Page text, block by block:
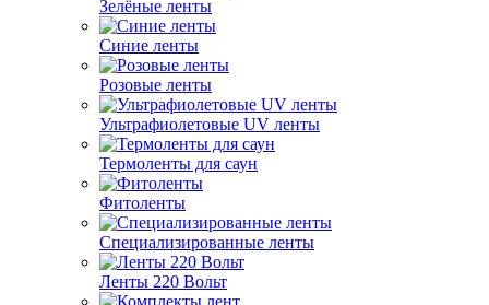
Зелёные ленты
Синие ленты
Розовые ленты
Ультрафиолетовые UV ленты
Термоленты для саун
Фитоленты
Специализированные ленты
Ленты 220 Вольт